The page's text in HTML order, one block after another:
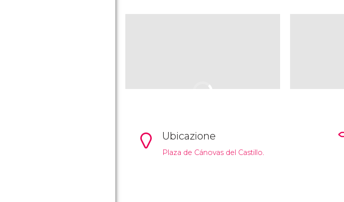
Ubicazione
Plaza de Cánovas del Castillo.